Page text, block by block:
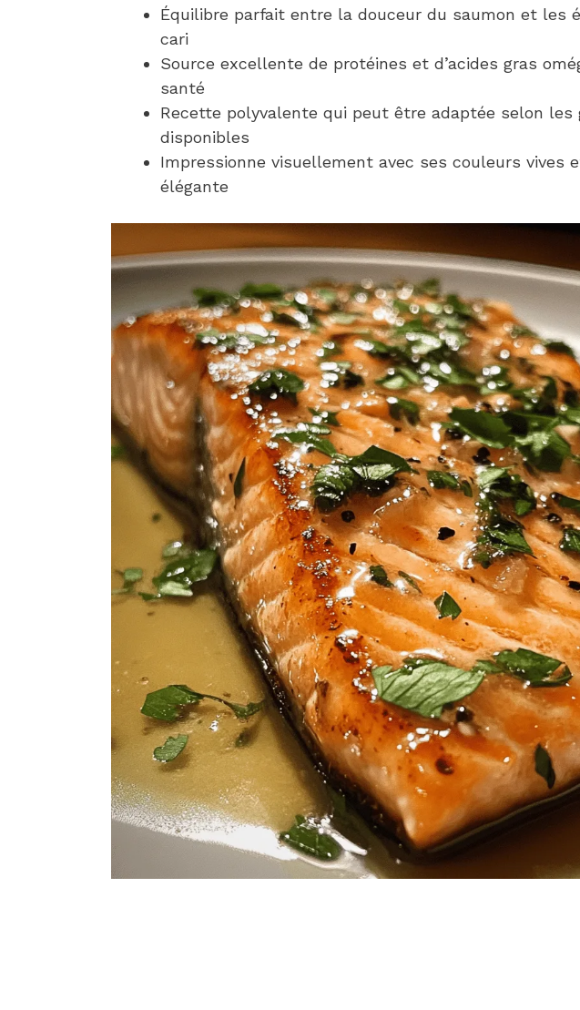
Équilibre parfait entre la douceur du saumon et les
cari
Source excellente de protéines et d’acides gras
santé
Recette polyvalente qui peut être adaptée selon
disponibles
Impressionne visuellement avec ses couleurs vives
élégante